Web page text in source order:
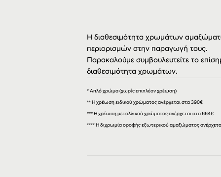
Η διαθεσιμότητα χρωμάτων
περιορισμών στην παραγωγή τους.
Παρακαλούμε συμβουλευτείτε το
διαθεσιμότητα χρωμάτων.
* Απλό χρώμα (χωρίς επιπλέον χρέωση)
** Η χρέωση ειδικού χρώματος ανέρχεται στα 390€
*** Η χρέωση μεταλλικού χρώματος ανέρχεται στα 664€
**** Η διχρωμία οροφής εξωτερικού αμαξώματος